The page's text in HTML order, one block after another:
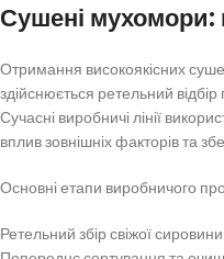
Сушені мухомори:
Отримання високоякісних
здійснюється ретельний
Сучасні виробничі лінії
вплив зовнішніх факторів та
Основні етапи виробничого
Ретельний збір свіжої сировини